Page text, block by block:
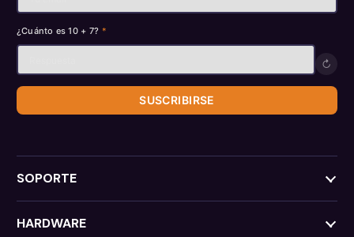
¿Cuánto es 10 + 7? *
↻
SUSCRIBIRSE
SOPORTE
HARDWARE